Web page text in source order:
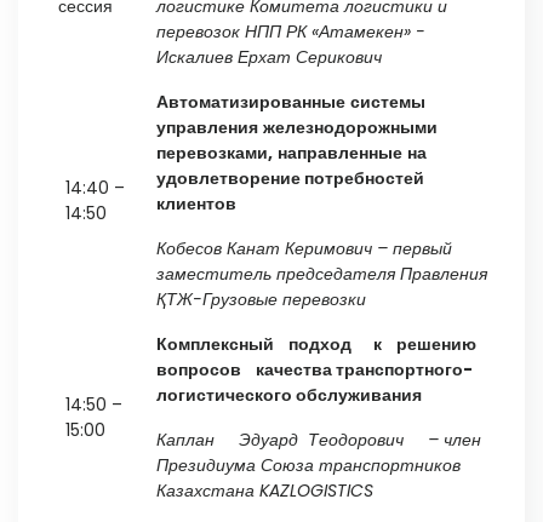
сессия
логистике Комитета логистики и
перевозок НПП РК «Атамекен» -
Искалиев Ерхат Серикович
14:40 –
14:50
Автоматизированные системы
управления железнодорожными
перевозками, направленные на
удовлетворение потребностей
клиентов
Кобесов Канат Керимович – первый
заместитель председателя Правления
ҚТЖ-Грузовые перевозки
14:50 –
15:00
Комплексный подход к решению
вопросов качества транспортного-
логистического обслуживания
Каплан Эдуард Теодорович – член
Президиума Союза транспортников
Казахстана KAZLOGISTICS